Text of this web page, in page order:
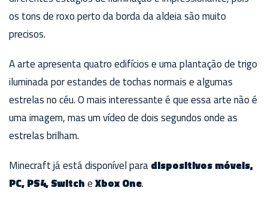
os tons de roxo perto da borda da aldeia são muito
precisos.
A arte apresenta quatro edifícios e uma plantação de trigo
iluminada por estandes de tochas normais e algumas
estrelas no céu. O mais interessante é que essa arte não é
uma imagem, mas um vídeo de dois segundos onde as
estrelas brilham.
Minecraft já está disponível paradispositivos móveis,
PC, PS4, SwitcheXbox One.